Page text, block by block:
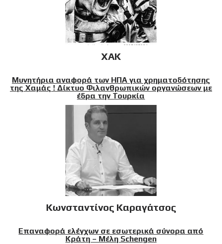
XAK
Μυνητήρια αναφορά των ΗΠΑ για χρηματοδότησης
της Χαμάς ! Δίκτυο Φιλανθρωπικών οργανώσεων με
έδρα την Τουρκία
Κωνσταντίνος Καραγάτσος
Επαναφορά ελέγχων σε εσωτερικά σύνορα από
Κράτη – Μέλη Schengen